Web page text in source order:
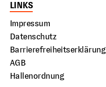
LINKS
Impressum
Datenschutz
Barrierefreiheitserklärung
AGB
Hallenordnung